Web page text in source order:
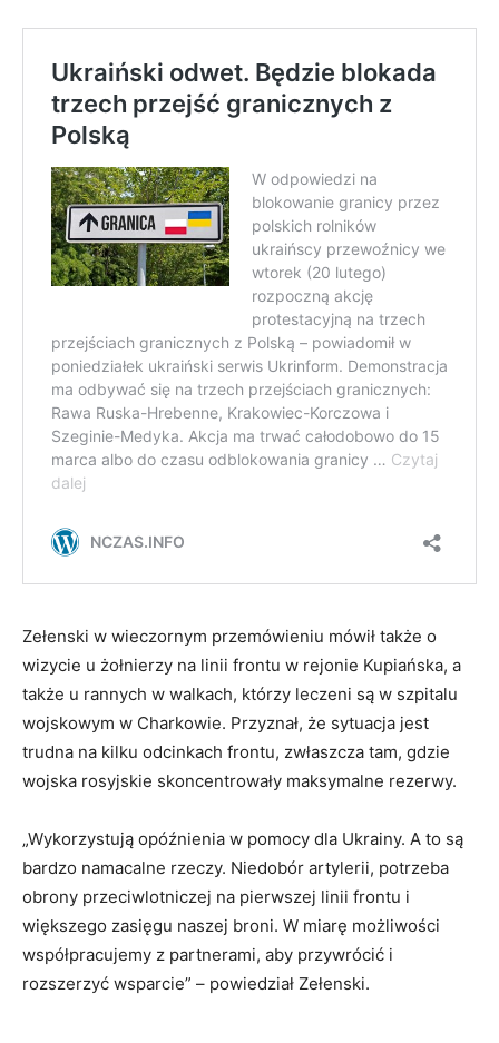
Zełenski w wieczornym przemówieniu mówił także o
wizycie u żołnierzy na linii frontu w rejonie Kupiańska, a
także u rannych w walkach, którzy leczeni są w szpitalu
wojskowym w Charkowie. Przyznał, że sytuacja jest
trudna na kilku odcinkach frontu, zwłaszcza tam, gdzie
wojska rosyjskie skoncentrowały maksymalne rezerwy.
„Wykorzystują opóźnienia w pomocy dla Ukrainy. A to są
bardzo namacalne rzeczy. Niedobór artylerii, potrzeba
obrony przeciwlotniczej na pierwszej linii frontu i
większego zasięgu naszej broni. W miarę możliwości
współpracujemy z partnerami, aby przywrócić i
rozszerzyć wsparcie” – powiedział Zełenski.